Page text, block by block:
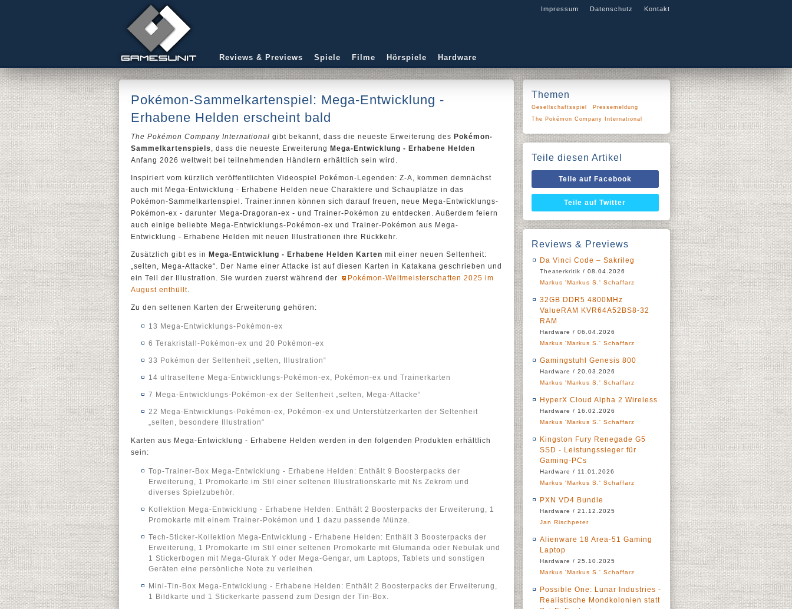
Impressum Datenschutz Kontakt
Reviews & Previews Spiele Filme Hörspiele Hardware
Pokémon-Sammelkartenspiel: Mega-Entwicklung -
Erhabene Helden erscheint bald
The Pokémon Company International gibt bekannt, dass die neueste Erweiterung des Pokémon-
Sammelkartenspiels , dass die neueste Erweiterung Mega-Entwicklung - Erhabene Helden
Anfang 2026 weltweit bei teilnehmenden Händlern erhältlich sein wird.
Inspiriert vom kürzlich veröffentlichten Videospiel Pokémon-Legenden: Z-A, kommen demnächst
auch mit Mega-Entwicklung - Erhabene Helden neue Charaktere und Schauplätze in das
Pokémon-Sammelkartenspiel. Trainer:innen können sich darauf freuen, neue Mega-Entwicklungs-
Pokémon-ex - darunter Mega-Dragoran-ex - und Trainer-Pokémon zu entdecken. Außerdem feiern
auch einige beliebte Mega-Entwicklungs-Pokémon-ex und Trainer-Pokémon aus Mega-
Entwicklung - Erhabene Helden mit neuen Illustrationen ihre Rückkehr.
Zusätzlich gibt es in Mega-Entwicklung - Erhabene Helden Karten mit einer neuen Seltenheit:
„selten, Mega-Attacke“. Der Name einer Attacke ist auf diesen Karten in Katakana geschrieben und
ein Teil der Illustration. Sie wurden zuerst während der
Pokémon-Weltmeisterschaften 2025 im
August enthüllt.
Zu den seltenen Karten der Erweiterung gehören:
13 Mega-Entwicklungs-Pokémon-ex
6 Terakristall-Pokémon-ex und 20 Pokémon-ex
33 Pokémon der Seltenheit „selten, Illustration“
14 ultraseltene Mega-Entwicklungs-Pokémon-ex, Pokémon-ex und Trainerkarten
7 Mega-Entwicklungs-Pokémon-ex der Seltenheit „selten, Mega-Attacke“
22 Mega-Entwicklungs-Pokémon-ex, Pokémon-ex und Unterstützerkarten der Seltenheit
„selten, besondere Illustration“
Karten aus Mega-Entwicklung - Erhabene Helden werden in den folgenden Produkten erhältlich
sein:
Top-Trainer-Box Mega-Entwicklung - Erhabene Helden: Enthält 9 Boosterpacks der
Erweiterung, 1 Promokarte im Stil einer seltenen Illustrationskarte mit Ns Zekrom und
diverses Spielzubehör.
Kollektion Mega-Entwicklung - Erhabene Helden: Enthält 2 Boosterpacks der Erweiterung, 1
Promokarte mit einem Trainer-Pokémon und 1 dazu passende Münze.
Tech-Sticker-Kollektion Mega-Entwicklung - Erhabene Helden: Enthält 3 Boosterpacks der
Erweiterung, 1 Promokarte im Stil einer seltenen Promokarte mit Glumanda oder Nebulak und
1 Stickerbogen mit Mega-Glurak Y oder Mega-Gengar, um Laptops, Tablets und sonstigen
Geräten eine persönliche Note zu verleihen.
Mini-Tin-Box Mega-Entwicklung - Erhabene Helden: Enthält 2 Boosterpacks der Erweiterung,
1 Bildkarte und 1 Stickerkarte passend zum Design der Tin-Box.
Themen
Gesellschaftsspiel
Pressemeldung
The Pokémon Company International
Teile diesen Artikel
Teile auf Facebook
Teile auf Twitter
Reviews & Previews
Da Vinci Code – Sakrileg
Theaterkritik / 08.04.2026
Markus 'Markus S.' Schaffarz
32GB DDR5 4800MHz
ValueRAM KVR64A52BS8-32
RAM
Hardware / 06.04.2026
Markus 'Markus S.' Schaffarz
Gamingstuhl Genesis 800
Hardware / 20.03.2026
Markus 'Markus S.' Schaffarz
HyperX Cloud Alpha 2 Wireless
Hardware / 16.02.2026
Markus 'Markus S.' Schaffarz
Kingston Fury Renegade G5
SSD - Leistungssieger für
Gaming-PCs
Hardware / 11.01.2026
Markus 'Markus S.' Schaffarz
PXN VD4 Bundle
Hardware / 21.12.2025
Jan Rischpeter
Alienware 18 Area-51 Gaming
Laptop
Hardware / 25.10.2025
Markus 'Markus S.' Schaffarz
Possible One: Lunar Industries -
Realistische Mondkolonien statt